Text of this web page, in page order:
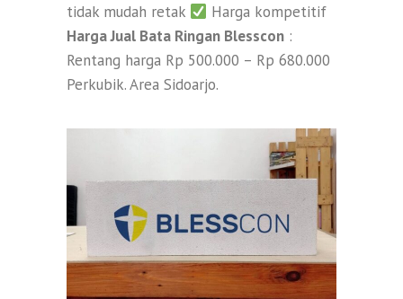
tidak mudah retak
Harga kompetitif
Harga Jual Bata Ringan Blesscon :
Rentang harga Rp 500.000 – Rp 680.000
Perkubik. Area Sidoarjo.